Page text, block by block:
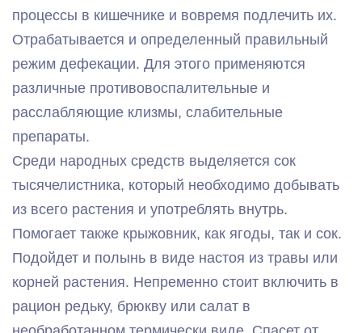
процессы в кишечнике и вовремя подлечить их.
Отрабатывается и определенный правильный
режим дефекации. Для этого применяются
различные противовоспалительные и
расслабляющие клизмы, слабительные
препараты.
Среди народных средств выделяется сок
тысячелистника, который необходимо добывать
из всего растения и употреблять внутрь.
Помогает также крыжовник, как ягоды, так и сок.
Подойдет и полынь в виде настоя из травы или
корней растения. Непременно стоит включить в
рацион редьку, брюкву или салат в